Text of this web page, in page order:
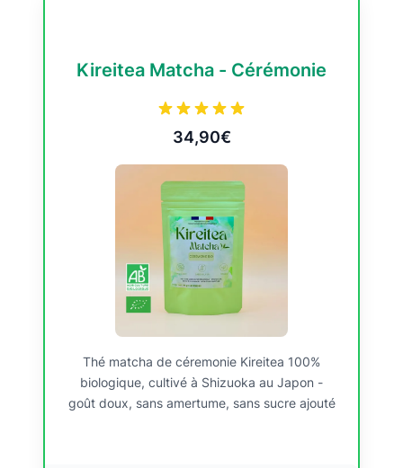
Kireitea Matcha - Cérémonie
34,90€
Thé matcha de céremonie Kireitea 100%
biologique, cultivé à Shizuoka au Japon -
goût doux, sans amertume, sans sucre ajouté